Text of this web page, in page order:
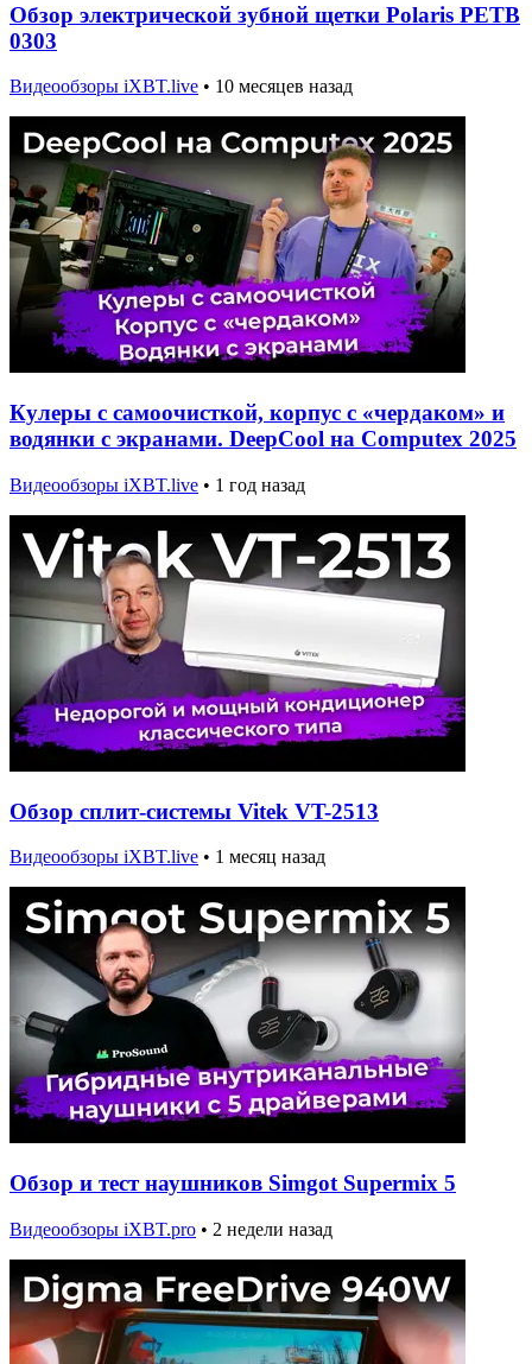
Обзор электрической зубной щетки Polaris PETB
0303
Видеообзоры iXBT.live • 10 месяцев назад
Кулеры с самоочисткой, корпус с «чердаком» и
водянки с экранами. DeepCool на Computex 2025
Видеообзоры iXBT.live • 1 год назад
Обзор сплит-системы Vitek VT-2513
Видеообзоры iXBT.live • 1 месяц назад
Обзор и тест наушников Simgot Supermix 5
Видеообзоры iXBT.pro • 2 недели назад